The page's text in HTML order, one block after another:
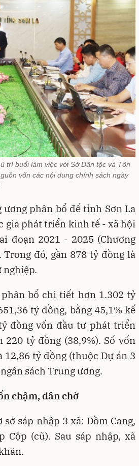
trì buổi làm việc với Sở Dân tộc và Tôn
vốn các nội dung chính sách ngày
phân bổ để tỉnh Sơn La
gia phát triển kinh tế - xã hội
đoạn 2021 - 2025 (Chương
đó, gần 878 tỷ đồng là
nghiệp.
bổ chi tiết hơn 1.302 tỷ
tỷ đồng, bằng 45,1% kế
đồng vốn đầu tư phát triển
tỷ đồng (38,9%). Số vốn
tỷ đồng (thuộc Dự án 3
sách Trung ương.
chậm, dân chờ
sáp nhập 3 xã: Dồm Cang,
Cộp (cũ). Sau sáp nhập, xã